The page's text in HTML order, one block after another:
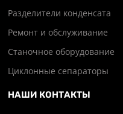
Разделители конденсата
Ремонт и обслуживание
Станочное оборудование
Циклонные сепараторы
НАШИ КОНТАКТЫ